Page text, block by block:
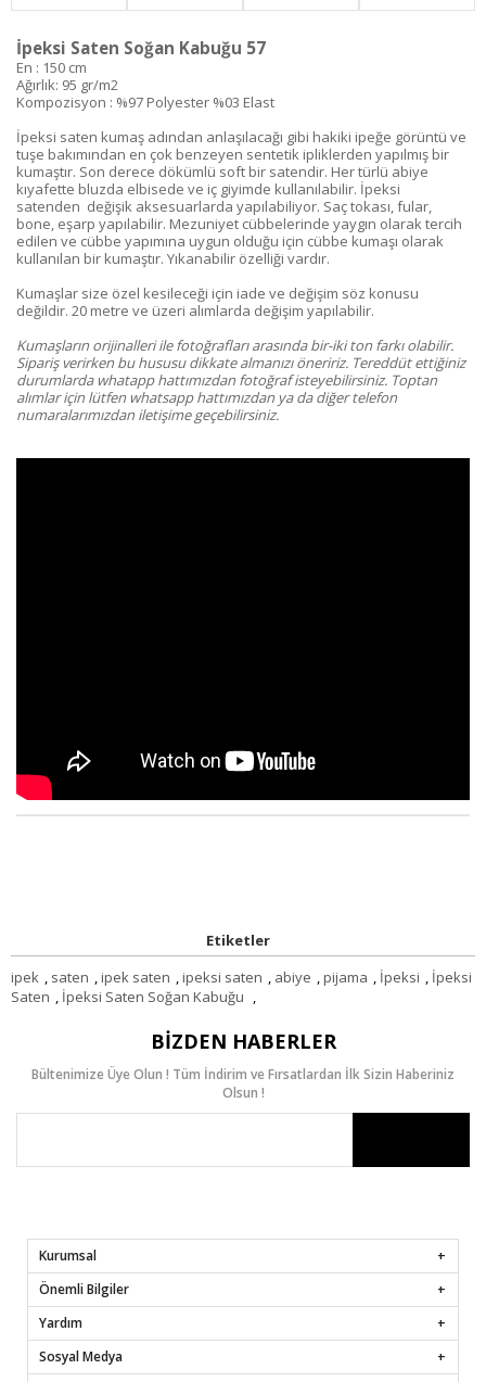
İpeksi Saten Soğan Kabuğu 57
En : 150 cm
Ağırlık: 95 gr/m2
Kompozisyon : %97 Polyester %03 Elast
İpeksi saten kumaş adından anlaşılacağı gibi hakiki ipeğe görüntü ve
tuşe bakımından en çok benzeyen sentetik ipliklerden yapılmış bir
kumaştır. Son derece dökümlü soft bir satendir. Her türlü abiye
kıyafette bluzda elbisede ve iç giyimde kullanılabilir. İpeksi
satenden değişik aksesuarlarda yapılabiliyor. Saç tokası, fular,
bone, eşarp yapılabilir. Mezuniyet cübbelerinde yaygın olarak tercih
edilen ve cübbe yapımına uygun olduğu için cübbe kumaşı olarak
kullanılan bir kumaştır. Yıkanabilir özelliği vardır.
Kumaşlar size özel kesileceği için iade ve değişim söz konusu
değildir. 20 metre ve üzeri alımlarda değişim yapılabilir.
Kumaşların orijinalleri ile fotoğrafları arasında bir-iki ton farkı olabilir.
Sipariş verirken bu hususu dikkate almanızı öneririz. Tereddüt ettiğiniz
durumlarda whatapp hattımızdan fotoğraf isteyebilirsiniz. Toptan
alımlar için lütfen whatsapp hattımızdan ya da diğer telefon
numaralarımızdan iletişime geçebilirsiniz.
Etiketler
ipek , saten ,ipek saten ,ipeksi saten , abiye ,pijama , İpeksi , İpeksi
Saten , İpeksi Saten Soğan Kabuğu ,
BIZDEN HABERLER
Bültenimize Üye Olun ! Tüm İndirim ve Fırsatlardan İlk Sizin Haberiniz
Olsun !
Kurumsal
Önemli Bilgiler
Yardım
Sosyal Medya